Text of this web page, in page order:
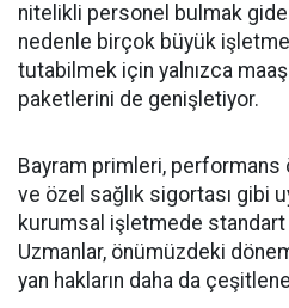
nitelikli personel bulmak
nedenle birçok büyük işletme
tutabilmek için yalnızca
paketlerini de genişletiyor.
Bayram primleri,
ve özel sağlık sigortası gibi
kurumsal işletmede standart
Uzmanlar, önümüzdeki
yan hakların daha da